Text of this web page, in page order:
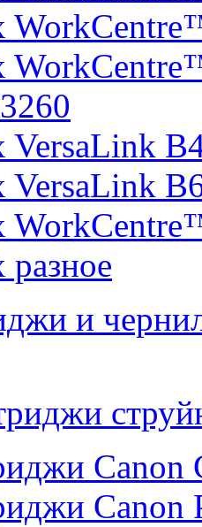
VersaLink
VersaLink
разное
и
Canon
Canon